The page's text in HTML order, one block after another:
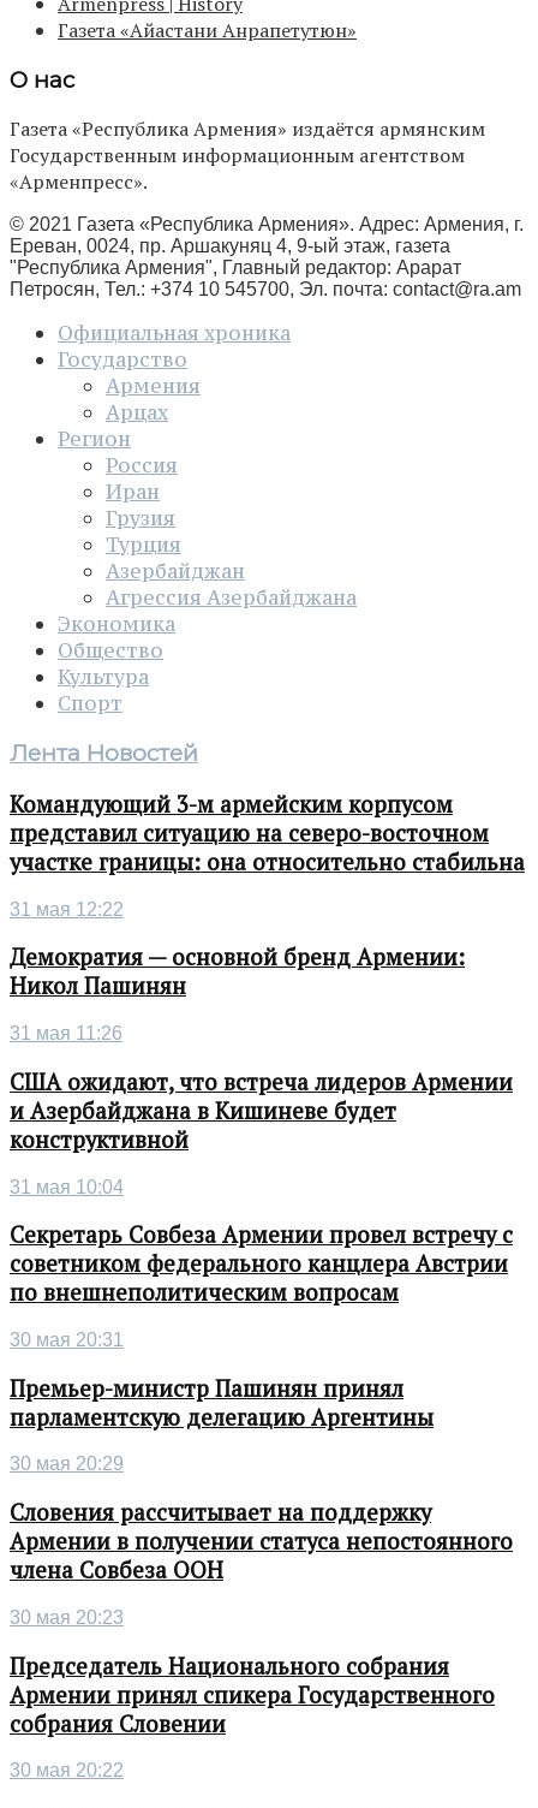
Газета «Айастани Анрапетутюн»
О нас
Газета «Республика Армения» издаётся армянским
Государственным информационным агентством
«Арменпресс».
© 2021 Газета «Республика Армения». Адрес: Армения, г.
Ереван, 0024, пр. Аршакуняц 4, 9-ый этаж, газета
"Республика Армения", Главный редактор: Арарат
Петросян, Тел.: +374 10 545700, Эл. почта: contact@ra.am
Официальная хроника
Государство
Армения
Арцах
Регион
Россия
Иран
Грузия
Турция
Азербайджан
Агрессия Азербайджана
Экономика
Общество
Культура
Спорт
Лента Новостей
Командующий 3-м армейским корпусом
представил ситуацию на северо-восточном
участке границы: она относительно стабильна
31 мая 12:22
Демократия — основной бренд Армении:
Никол Пашинян
31 мая 11:26
США ожидают, что встреча лидеров Армении
и Азербайджана в Кишиневе будет
конструктивной
31 мая 10:04
Секретарь Совбеза Армении провел встречу с
советником федерального канцлера Австрии
по внешнеполитическим вопросам
30 мая 20:31
Премьер-министр Пашинян принял
парламентскую делегацию Аргентины
30 мая 20:29
Словения рассчитывает на поддержку
Армении в получении статуса непостоянного
члена Совбеза ООН
30 мая 20:23
Председатель Национального собрания
Армении принял спикера Государственного
собрания Словении
30 мая 20:22